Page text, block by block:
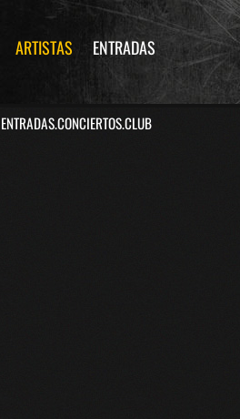
ARTISTAS ENTRADAS
ENTRADAS.CONCIERTOS.CLUB